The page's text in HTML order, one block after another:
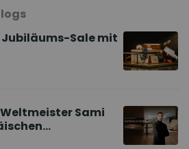
Jubiläums-Sale mit
Sami